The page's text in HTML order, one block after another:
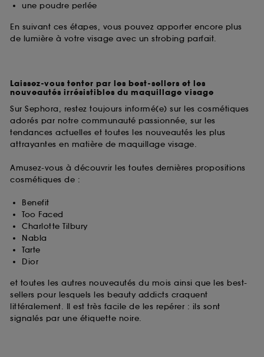
une poudre perlée
En suivant ces étapes, vous pouvez apporter encore plus
de lumière à votre visage avec un strobing parfait.
Laissez-vous tenter par les best-sellers et les
nouveautés irrésistibles du maquillage visage
Sur Sephora, restez toujours informé(e) sur les cosmétiques
adorés par notre communauté passionnée, sur les
tendances actuelles et toutes les nouveautés les plus
attrayantes en matière de maquillage visage.
Amusez-vous à découvrir les toutes dernières propositions
cosmétiques de :
Benefit
Too Faced
Charlotte Tilbury
Nabla
Tarte
Dior
et toutes les autres nouveautés du mois ainsi que les best-
sellers pour lesquels les beauty addicts craquent
littéralement. Il est très facile de les repérer : ils sont
signalés par une étiquette noire.